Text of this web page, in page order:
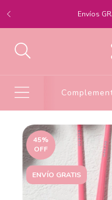
Envíos
45%
OFF
ENVÍO GRATIS